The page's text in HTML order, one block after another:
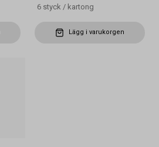
6 styck / kartong
Lägg i varukorgen